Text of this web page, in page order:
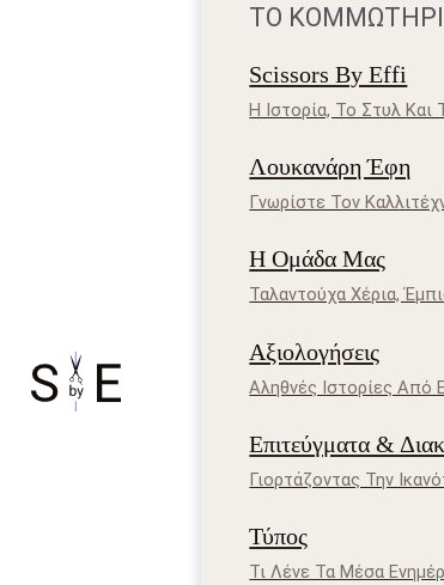
ΤΟ
Scissors By Effi
Η Ιστορία, Το Στυλ
Λουκανάρη Έφη
Γνωρίστε Τον
Η Ομάδα Μας
Ταλαντούχα Χέρια,
Αξιολογήσεις
Αληθνές Ιστορίες Από
Επιτεύγματα &
Γιορτάζοντας Την
Τύπος
Τι Λένε Τα Μέσα